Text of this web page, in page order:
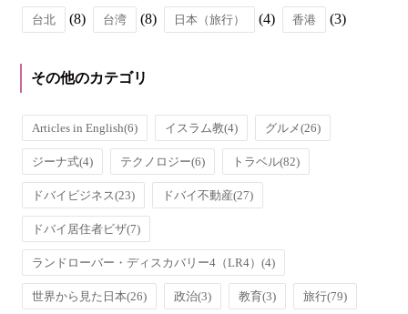
台北 (8) 台湾 (8) 日本（旅行） (4) 香港 (3)
その他のカテゴリ
Articles in English(6) イスラム教(4) グルメ(26)
ジーナ式(4) テクノロジー(6) トラベル(82)
ドバイビジネス(23) ドバイ不動産(27)
ドバイ居住者ビザ(7)
ランドローバー・ディスカバリー4（LR4）(4)
世界から見た日本(26) 政治(3) 教育(3) 旅行(79)